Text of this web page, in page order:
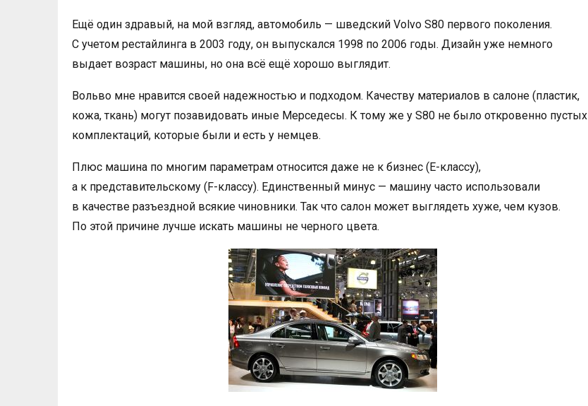
Ещё один здравый, на мой взгляд, автомобиль — шведский Volvo S80 первого поколения.
С учетом рестайлинга в 2003 году, он выпускался 1998 по 2006 годы. Дизайн уже немного
выдает возраст машины, но она всё ещё хорошо выглядит.
Вольво мне нравится своей надежностью и подходом. Качеству материалов в салоне (пластик,
кожа, ткань) могут позавидовать иные Мерседесы. К тому же у S80 не было откровенно пустых
комплектаций, которые были и есть у немцев.
Плюс машина по многим параметрам относится даже не к бизнес (Е-классу),
а к представительскому (F-классу). Единственный минус — машину часто использовали
в качестве разъездной всякие чиновники. Так что салон может выглядеть хуже, чем кузов.
По этой причине лучше искать машины не черного цвета.